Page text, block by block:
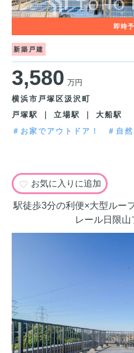
新築戸建
3,580 万円
横浜市戸塚区汲沢町
戸塚駅 ｜ 立場駅 ｜ 大船駅
＃お家でアウトドア！
＃自
お気に入りに追加
駅徒歩3分の利便×大型ルー
レール日限山